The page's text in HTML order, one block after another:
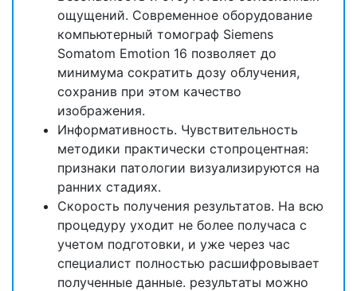
ощущений. Современное оборудование
компьютерный томограф Siemens
Somatom Emotion 16 позволяет до
минимума сократить дозу облучения,
сохранив при этом качество
изображения.
Информативность. Чувствительность
методики практически стопроцентная:
признаки патологии визуализируются на
ранних стадиях.
Скорость получения результатов. На всю
процедуру уходит не более получаса с
учетом подготовки, и уже через час
специалист полностью расшифровывает
полученные данные. результаты можно